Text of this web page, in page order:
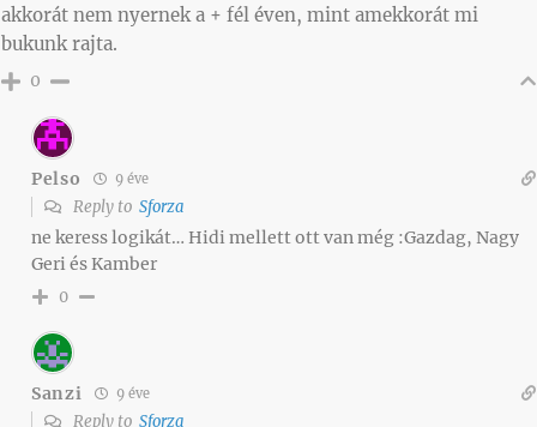
akkorát nem nyernek a + fél éven, mint amekkorát mi
bukunk rajta.
0
Pelso 9 éve
Reply to Sforza
ne keress logikát… Hidi mellett ott van még :Gazdag, Nagy
Geri és Kamber
0
Sanzi 9 éve
Reply to Sforza